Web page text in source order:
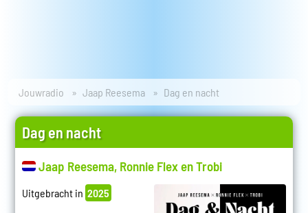
Jouwradio Jaap Reesema Dag en nacht
Dag en nacht
Jaap Reesema, Ronnie Flex en Trobi
Uitgebracht in 2025